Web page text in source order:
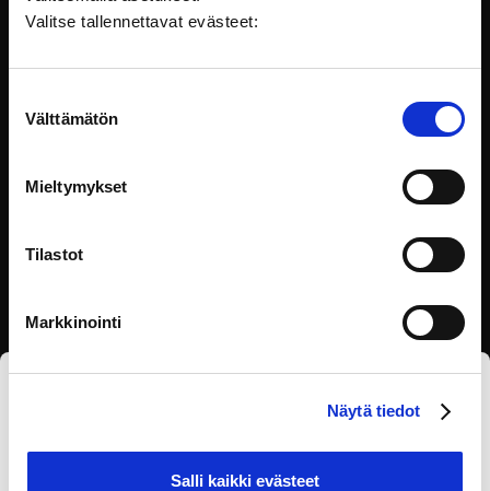
Valitse tallennettavat evästeet:
valinta
Välttämätön
Mieltymykset
Tilastot
Markkinointi
Näytä tiedot
Salli kaikki evästeet
Tulevaisuutta tehdään tänään. Kestävän kehityksen
Tilaa eOppivan uutiskirje